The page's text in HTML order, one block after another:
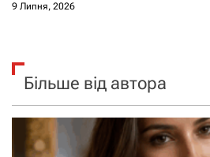
9 Липня, 2026
Більше від автора